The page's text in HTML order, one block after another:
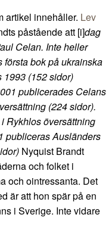
artikel innehåller. Lev
påstående att [i]dag
Celan. Inte heller
första bok på ukrainska
(152 sidor)
publicerades Celans
(224 sidor).
Rykhlos översättning
publiceras Ausländers
Nyquist Brandt
och folket i
och ointressanta. Det
är att hon spär på en
i Sverige. Inte vidare